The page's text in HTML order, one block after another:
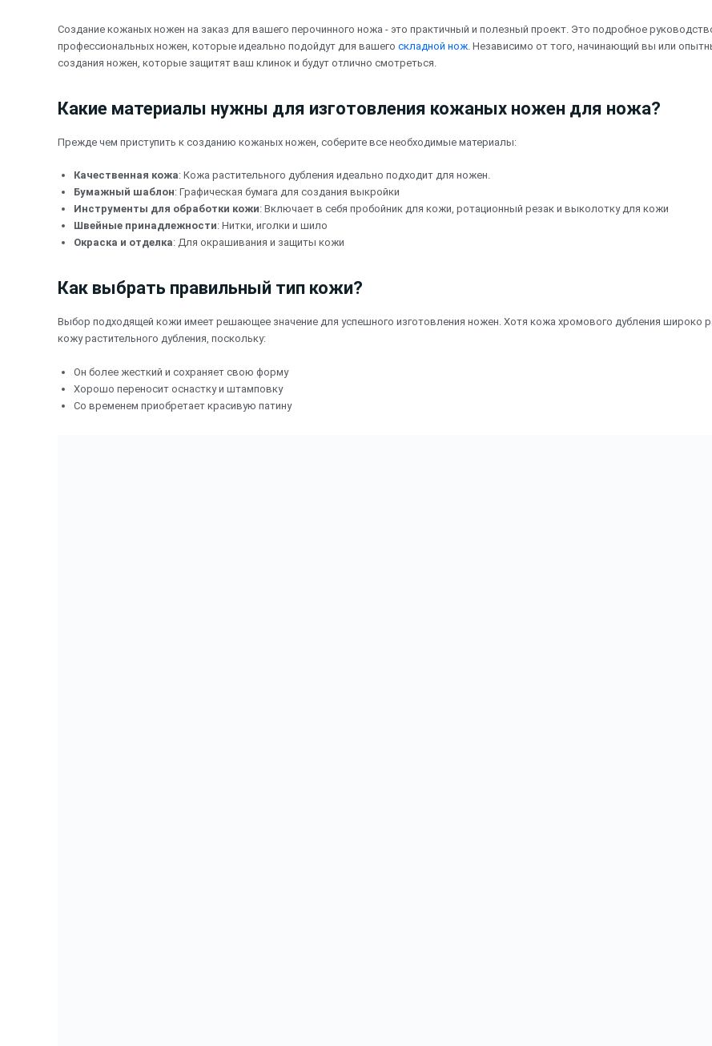
содержимому
Создание кожаных ножен на заказ для вашего перочинного ножа - это практичный и полезный проект. Это подробное
профессиональных ножен, которые идеально подойдут для вашего складной нож. Независимо от того, начинающий вы или
создания ножен, которые защитят ваш клинок и будут отлично смотреться.
Какие материалы нужны для изготовления кожаных ножен для ножа?
Прежде чем приступить к созданию кожаных ножен, соберите все необходимые материалы:
Качественная кожа: Кожа растительного дубления идеально подходит для ножен.
Бумажный шаблон: Графическая бумага для создания выкройки
Инструменты для обработки кожи: Включает в себя пробойник для кожи, ротационный резак и выколотку для кожи
Швейные принадлежности: Нитки, иголки и шило
Окраска и отделка: Для окрашивания и защиты кожи
Как выбрать правильный тип кожи?
Выбор подходящей кожи имеет решающее значение для успешного изготовления ножен. Хотя кожа хромового дубления широко
кожу растительного дубления, поскольку:
Он более жесткий и сохраняет свою форму
Хорошо переносит оснастку и штамповку
Со временем приобретает красивую патину